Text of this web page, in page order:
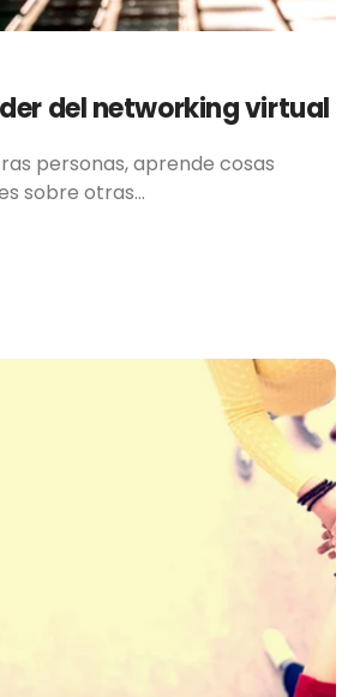
del networking virtual
personas, aprende cosas
sobre otras…